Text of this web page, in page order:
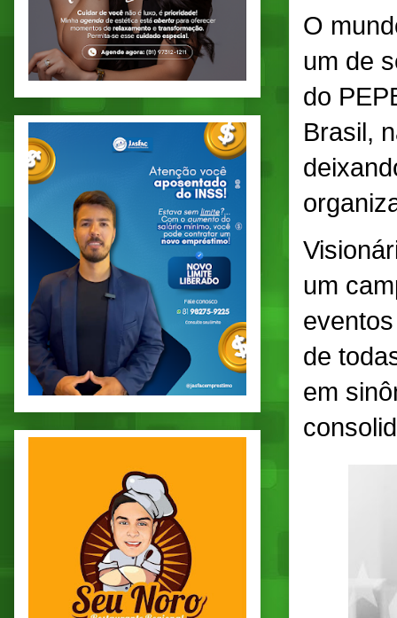
O
um de
do
Brasil,
um
de
em